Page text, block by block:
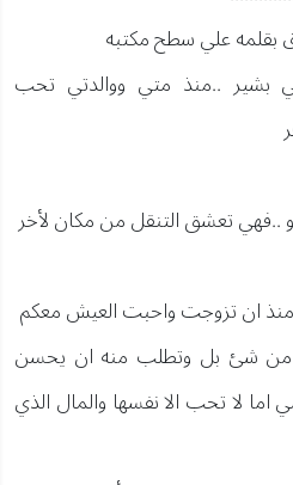
علي سطح مكتبه
بشير ..منذ متي ووالدتي تحب
..فهي تعشق التنقل من مكان لأخر
منذ ان تزوجت واحبت العيش معكم
من شئ بل وتطلب منه ان يحسن
اما لا تحب الا نفسها والمال الذي